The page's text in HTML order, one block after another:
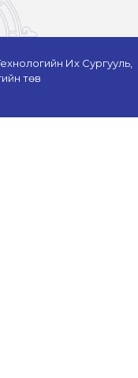
Их Сургууль,
төв